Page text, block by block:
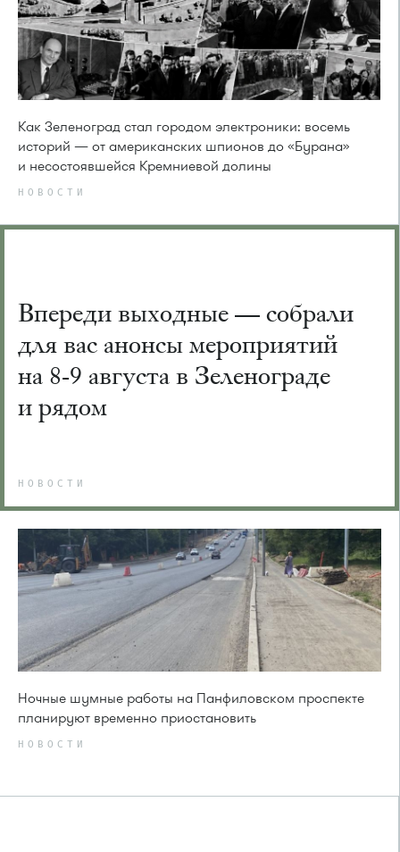
Как Зеленоград стал городом электроники: восемь
историй — от американских шпионов до «Бурана»
и несостоявшейся Кремниевой долины
НОВОСТИ
Впереди выходные — собрали
для вас анонсы мероприятий
на 8-9 августа в Зеленограде
и рядом
НОВОСТИ
Ночные шумные работы на Панфиловском проспекте
планируют временно приостановить
НОВОСТИ